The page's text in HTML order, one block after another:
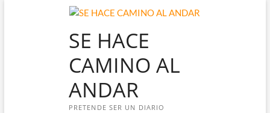
SE HACE
CAMINO AL
ANDAR
PRETENDE SER UN DIARIO